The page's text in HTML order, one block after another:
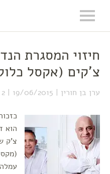
חיזוי המסגרת
צ'קים (אקסל
ערן בן חורין 19/06/2015 2 תגובות
הוא
צ'ק